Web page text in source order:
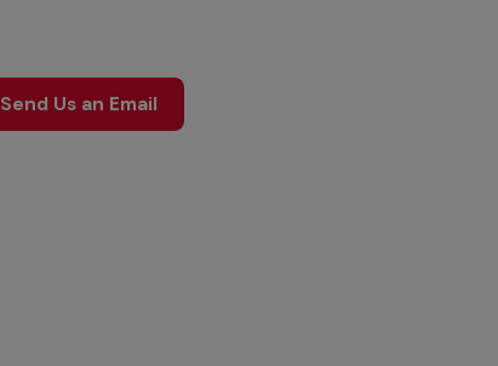
Send Us an Email